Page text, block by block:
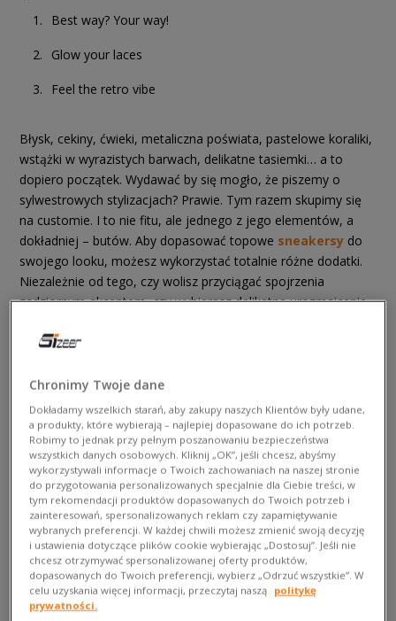
Best way? Your way!
Glow your laces
Feel the retro vibe
Błysk, cekiny, ćwieki, metaliczna poświata, pastelowe koraliki,
wstążki w wyrazistych barwach, delikatne tasiemki… a to
dopiero początek. Wydawać by się mogło, że piszemy o
sylwestrowych stylizacjach? Prawie. Tym razem skupimy się
na customie. I to nie fitu, ale jednego z jego elementów, a
dokładniej – butów. Aby dopasować topowe sneakersy do
swojego looku, możesz wykorzystać totalnie różne dodatki.
Niezależnie od tego, czy wolisz przyciągać spojrzenia
zadziornym akcentem, czy wybierasz delikatne urozmaicenie
Zadbaj o glow nowych sneakersów lub odpicuj wysłużoną już
Tarasów i podejrzyj u @
spersonalizować swoją parę. Albo po prostu przeczytaj
nasze wskazówki, by przemienić buty w prawdziwe dzieła
sztuki.
Chronimy Twoje dane
Dokładamy wszelkich starań, aby zakupy naszych Klientów były udane,
a produkty, które wybierają – najlepiej dopasowane do ich potrzeb.
Robimy to jednak przy pełnym poszanowaniu bezpieczeństwa
wszystkich danych osobowych. Kliknij „OK”, jeśli chcesz, abyśmy
wykorzystywali informacje o Twoich zachowaniach na naszej stronie
do przygotowania personalizowanych specjalnie dla Ciebie treści, w
tym rekomendacji produktów dopasowanych do Twoich potrzeb i
zainteresowań, spersonalizowanych reklam czy zapamiętywanie
wybranych preferencji. W każdej chwili możesz zmienić swoją decyzję
i ustawienia dotyczące plików cookie wybierając „Dostosuj”. Jeśli nie
chcesz otrzymywać spersonalizowanej oferty produktów,
dopasowanych do Twoich preferencji, wybierz „Odrzuć wszystkie”. W
celu uzyskania więcej informacji, przeczytaj naszą politykę
prywatności.